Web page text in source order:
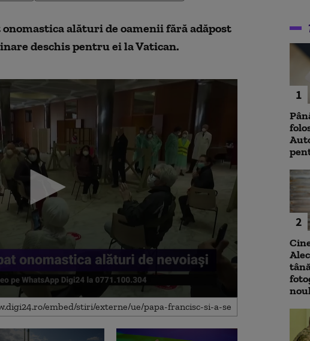
alături de oamenii fără adăpost
deschis pentru ei la Vatican.
1
2